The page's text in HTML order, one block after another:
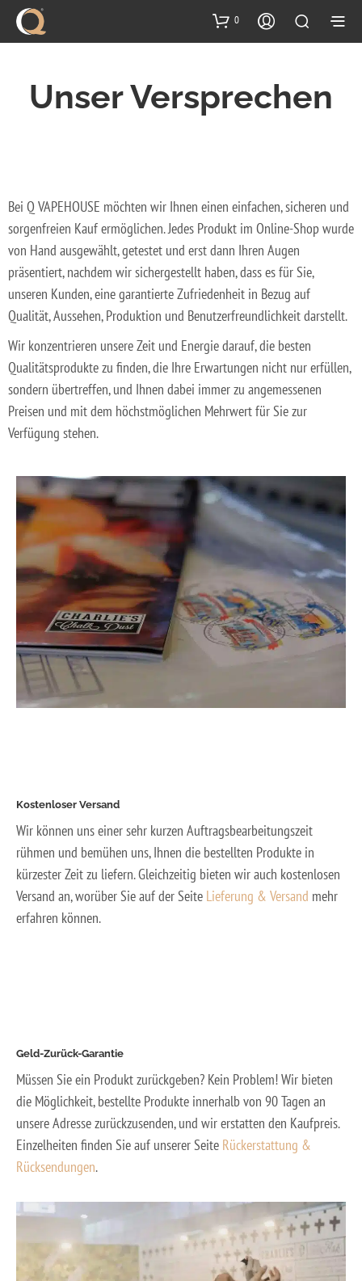
springen
0
Unser Versprechen
Bei Q VAPEHOUSE möchten wir Ihnen einen einfachen, sicheren und
sorgenfreien Kauf ermöglichen. Jedes Produkt im Online-Shop wurde
von Hand ausgewählt, getestet und erst dann Ihren Augen
präsentiert, nachdem wir sichergestellt haben, dass es für Sie,
unseren Kunden, eine garantierte Zufriedenheit in Bezug auf
Qualität, Aussehen, Produktion und Benutzerfreundlichkeit darstellt.
Wir konzentrieren unsere Zeit und Energie darauf, die besten
Qualitätsprodukte zu finden, die Ihre Erwartungen nicht nur erfüllen,
sondern übertreffen, und Ihnen dabei immer zu angemessenen
Preisen und mit dem höchstmöglichen Mehrwert für Sie zur
Verfügung stehen.
Kostenloser Versand
Wir können uns einer sehr kurzen Auftragsbearbeitungszeit
rühmen und bemühen uns, Ihnen die bestellten Produkte in
kürzester Zeit zu liefern. Gleichzeitig bieten wir auch kostenlosen
Versand an, worüber Sie auf der Seite Lieferung & Versand mehr
erfahren können.
Geld-Zurück-Garantie
Müssen Sie ein Produkt zurückgeben? Kein Problem! Wir bieten
die Möglichkeit, bestellte Produkte innerhalb von 90 Tagen an
unsere Adresse zurückzusenden, und wir erstatten den Kaufpreis.
Einzelheiten finden Sie auf unserer Seite Rückerstattung &
Rücksendungen.